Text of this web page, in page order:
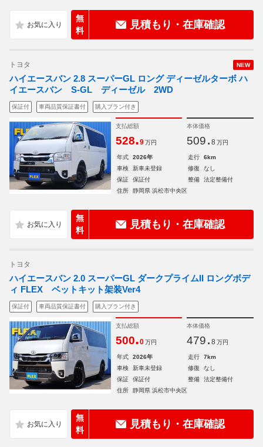
無
料
見積もり・在庫確認
NEW
トヨタ
ハイエースバン 2.8 スーパーGL ロング ディーゼルターボ ハ
イエースバン S-GL ディーゼル 2WD
保証付 車両品質保証書付 購入プラン付き
支払総額
528.9 万円
本体価格
509. 8 万円
年式 2026年 走行
6km
車検
新車未登録 修復
なし
保証
保証付 整備
法定整備付
住所
静岡県 浜松市中央区
無
料
見積もり・在庫確認
トヨタ
ハイエースバン 2.0 スーパーGL ダークプライムII ロングボデ
ィ FLEX ベットキット架装Ver4
保証付 車両品質保証書付 購入プラン付き
支払総額
500.0 万円
本体価格
479. 8 万円
年式 2026年 走行
7km
車検
新車未登録 修復
なし
保証
保証付 整備
法定整備付
住所
静岡県 浜松市中央区
無
料
見積もり・在庫確認